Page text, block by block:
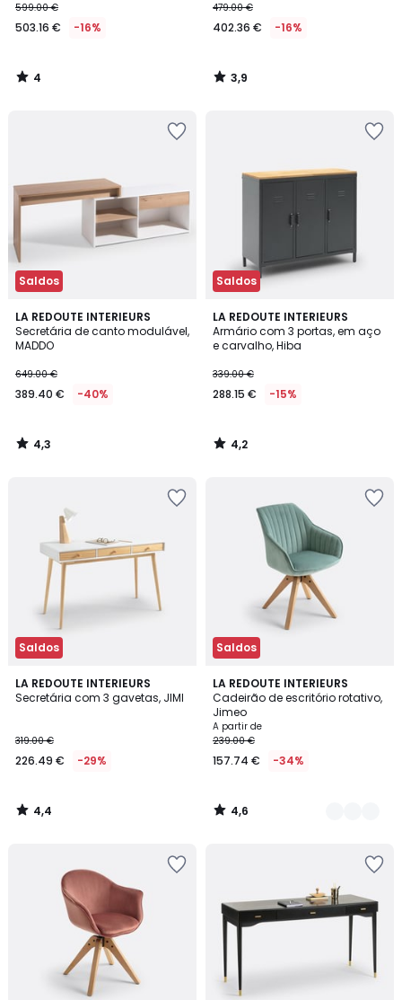
599.00 €
503.16 € -16%
4
/
479.00 €
402.36 € -16%
3,9
/
Saldos
LA REDOUTE INTERIEURS
Secretária de canto modulável,
MADDO
649.00 €
389.40 € -40%
4,3
/ 5
4,3
/
Saldos
LA REDOUTE INTERIEURS
Armário com 3 portas, em aço
e carvalho, Hiba
339.00 €
288.15 € -15%
4,2
/ 5
4,2
/
Saldos
LA REDOUTE INTERIEURS
Secretária com 3 gavetas, JIMI
319.00 €
226.49 € -29%
4,4
/ 5
4,4
/
Saldos
LA REDOUTE INTERIEURS
Cadeirão de escritório rotativo,
Jimeo
A partir de
239.00 €
157.74 € -34%
4,6
/ 5
3
Cores
4,6
/